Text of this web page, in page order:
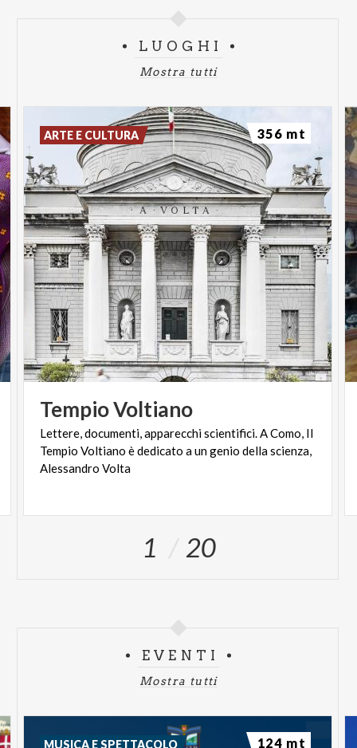
LUOGHI
Mostra tutti
TempioVoltiano
Lettere, documenti, apparecchi scientifici. A Como, Il
Tempio Voltiano è dedicato a un genio della scienza,
Alessandro Volta
ARTE E CULTURA 356 mt
1 20
EVENTI
Mostra tutti
MUSICA E SPETTACOLO 124 mt